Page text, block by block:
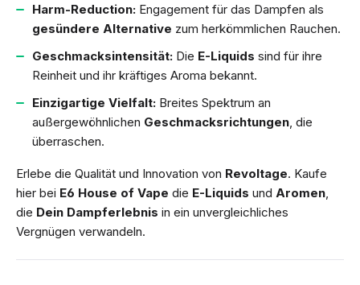
Harm-Reduction: Engagement für das Dampfen als
gesündere Alternative zum herkömmlichen Rauchen.
Geschmacksintensität: Die E-Liquids sind für ihre
Reinheit und ihr kräftiges Aroma bekannt.
Einzigartige Vielfalt: Breites Spektrum an
außergewöhnlichen Geschmacksrichtungen , die
überraschen.
Erlebe die Qualität und Innovation von Revoltage. Kaufe
hier bei E6 House of Vape die E-Liquids und Aromen
die Dein Dampferlebnis in ein unvergleichliches
Vergnügen verwandeln.